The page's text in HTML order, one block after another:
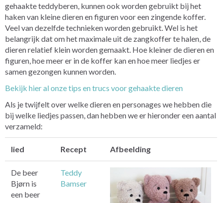
gehaakte teddyberen, kunnen ook worden gebruikt bij het
haken van kleine dieren en figuren voor een zingende koffer.
Veel van dezelfde technieken worden gebruikt. Wel is het
belangrijk dat om het maximale uit de zangkoffer te halen, de
dieren relatief klein worden gemaakt. Hoe kleiner de dieren en
figuren, hoe meer er in de koffer kan en hoe meer liedjes er
samen gezongen kunnen worden.
Bekijk hier al onze tips en trucs voor gehaakte dieren
Als je twijfelt over welke dieren en personages we hebben die
bij welke liedjes passen, dan hebben we er hieronder een aantal
verzameld:
lied Recept Afbeelding
De beer
Bjørn is
een beer
Teddy
Bamser